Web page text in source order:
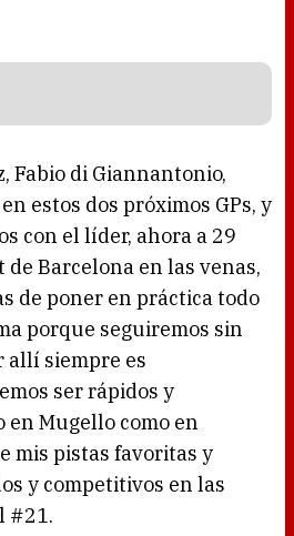
Fabio di Giannantonio,
estos dos próximos GPs, y
con el líder, ahora a 29
Barcelona en las venas,
de poner en práctica todo
porque seguiremos sin
allí siempre es
ser rápidos y
Mugello como en
mis pistas favoritas y
y competitivos en las
#21.